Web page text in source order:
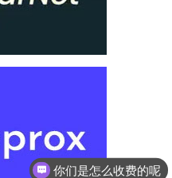
你们是怎么收费的呢